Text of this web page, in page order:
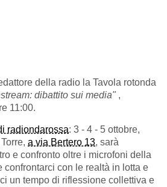
della radio la Tavola rotonda
dibattito sui media",
11:00.
radiondarossa: 3 - 4 - 5 ottobre,
a via Bertero 13, sarà
e confronto oltre i microfoni della
confrontarci con le realtà in lotta e
un tempo di riflessione collettiva e